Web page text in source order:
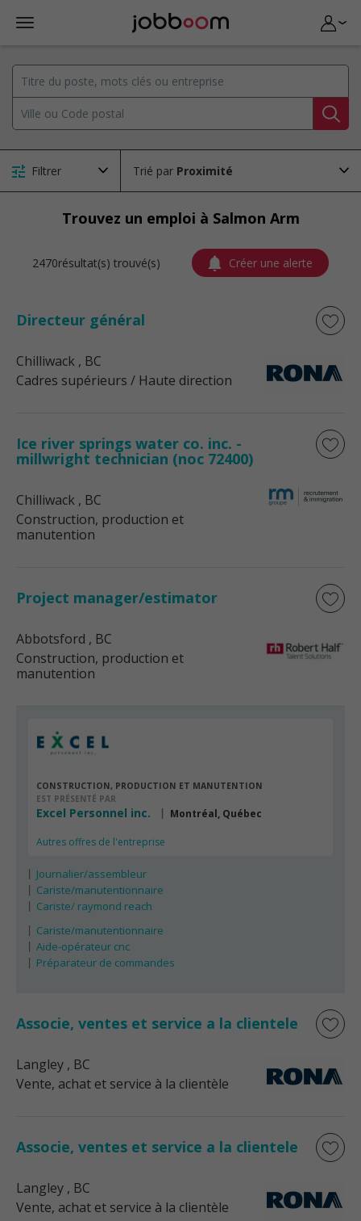
Filtrer Trié par
Trouvez un emploi à Salmon Arm
2470résultat(s) trouvé(s) Créer une alerte
Directeur général
Chilliwack , BC
Cadres supérieurs / Haute direction
Ice river springs water co. inc. -
millwright technician (noc 72400)
Chilliwack , BC
Construction, production et
manutention
Project manager/estimator
Abbotsford , BC
Construction, production et
manutention
CONSTRUCTION, PRODUCTION ET MANUTENTION
EST PRÉSENTÉ PAR
Excel Personnel inc. Montréal, Québec
Autres offres de l'entreprise
Journalier/assembleur
Cariste/manutentionnaire
Cariste/ raymond reach
Cariste/manutentionnaire
Aide-opérateur cnc
Préparateur de commandes
Associe, ventes et service a la clientele
Langley , BC
Vente, achat et service à la clientèle
Associe, ventes et service a la clientele
Langley , BC
Vente, achat et service à la clientèle